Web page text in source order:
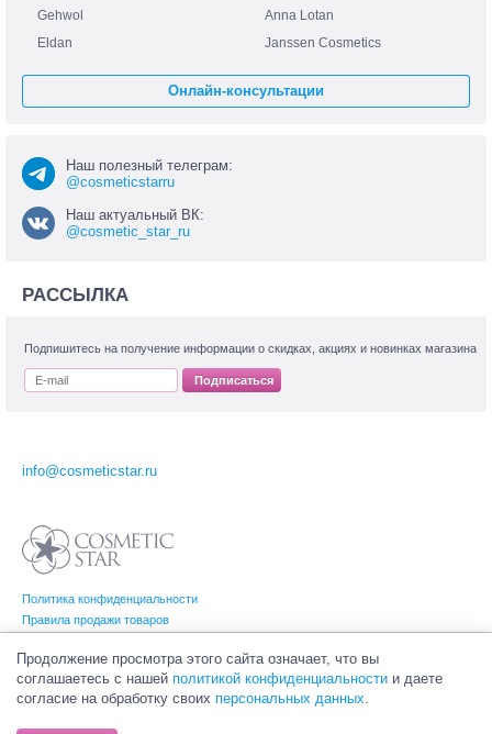
Gehwol
Anna Lotan
Eldan
Janssen Cosmetics
Онлайн-консультации
Наш полезный телеграм:
@cosmeticstarru
Наш актуальный ВК:
@cosmetic_star_ru
РАССЫЛКА
Подпишитесь на получение информации о скидках, акциях и новинках магазина
Подписаться
Политика конфиденциальности
Правила продажи товаров
info@cosmeticstar.ru
Продолжение просмотра этого сайта означает, что вы
соглашаетесь с нашей политикой конфиденциальности и даете
согласие на обработку своих персональных данных.